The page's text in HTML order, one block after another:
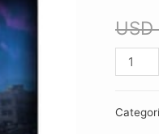
USD
Monitor
Perseo